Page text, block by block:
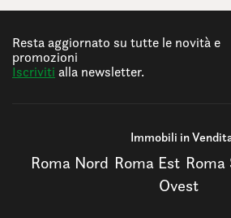
Resta aggiornato su tutte le novità e
promozioni
Iscriviti alla newsletter.
Immobili in
Roma Nord Roma Est Roma
Ovest